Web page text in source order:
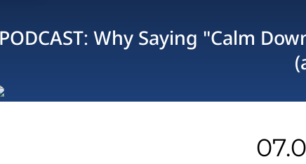
PODCAST: Why Saying "Calm